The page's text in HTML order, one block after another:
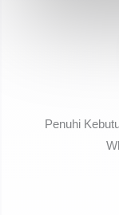
Penuhi